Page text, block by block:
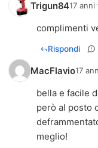
Trigun8417 anni
complimenti
Rispondi
MacFlavio17
bella e facile
però al posto
meglio!